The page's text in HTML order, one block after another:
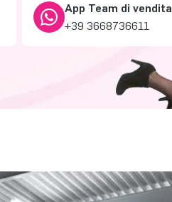
App Team di vendita
+39 3668736611